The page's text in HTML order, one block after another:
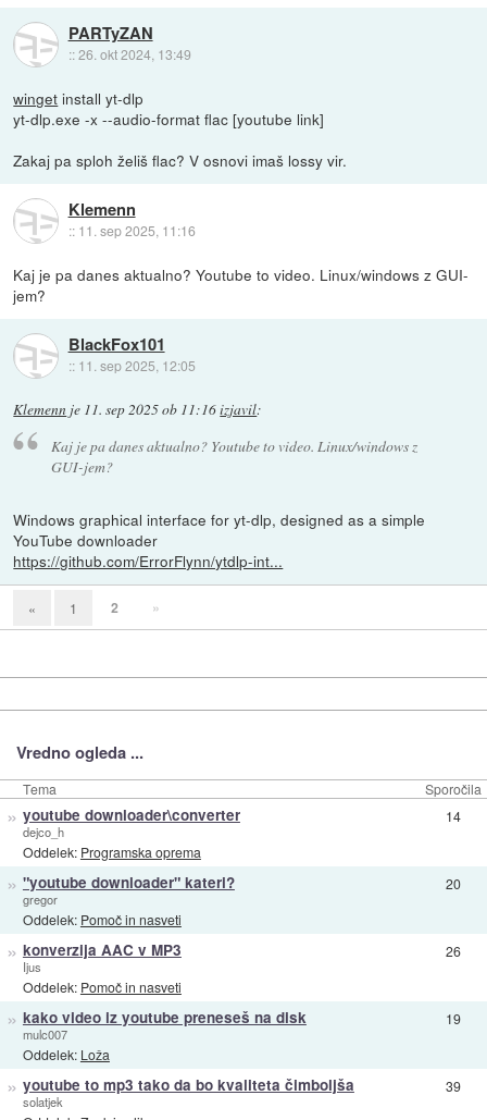
PARTyZAN
::26. okt 2024, 13:49
winget install yt-dlp
yt-dlp.exe -x --audio-format flac [youtube link]
Zakaj pa sploh želiš flac? V osnovi imaš lossy vir.
Klemenn
:: 11. sep 2025, 11:16
Kaj je pa danes aktualno? Youtube to video. Linux/windows z GUI-
jem?
BlackFox101
:: 11. sep 2025, 12:05
Klemenn je 11. sep 2025 ob 11:16izjavil:
Kaj je pa danes aktualno? Youtube to video. Linux/windows z
GUI-jem?
Windows graphical interface for yt-dlp, designed as a simple
YouTube downloader
https://github.com/ErrorFlynn/ytdlp-int...
« 1 2 »
Vredno ogleda ...
Tema Sporočila
» youtube downloader\converter
dejco_h
Oddelek: Programska oprema
14
» "youtube downloader" kateri?
gregor
Oddelek: Pomoč in nasveti
20
» konverzija AAC v MP3
Ijus
Oddelek: Pomoč in nasveti
26
» kako video iz youtube preneseš na disk
mulc007
Oddelek: Loža
19
» youtube to mp3 tako da bo kvaliteta čimboljša
solatjek
39